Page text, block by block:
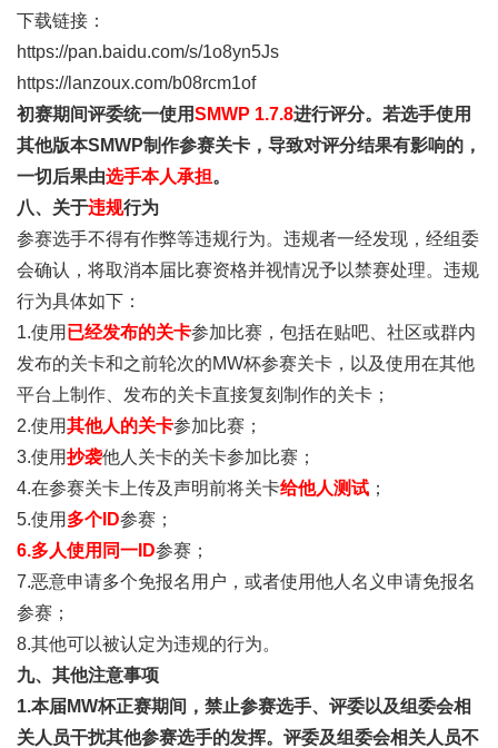
下载链接：
https://pan.baidu.com/s/1o8yn5Js
https://lanzoux.com/b08rcm1of
初赛期间评委统一使用SMWP 1.7.8进行评分。若选手使用
其他版本SMWP制作参赛关卡，导致对评分结果有影响的，
一切后果由选手本人承担。
八、关于违规行为
参赛选手不得有作弊等违规行为。违规者一经发现，经组委
会确认，将取消本届比赛资格并视情况予以禁赛处理。违规
行为具体如下：
1.使用 已经发布的关卡参加比赛，包括在贴吧、社区或群内
发布的关卡和之前轮次的MW杯参赛关卡，以及使用在其他
平台上制作、发布的关卡直接复刻制作的关卡；
2.使用其他人的关卡参加比赛；
3.使用抄袭他人关卡的关卡参加比赛；
4.在参赛关卡上传及声明前将关卡给他人测试 ；
5.使用 多个 ID参赛；
6.多人使用同一 ID参赛；
7.恶意申请多个免报名用户，或者使用他人名义申请免报名
参赛；
8.其他可以被认定为违规的行为。
九、其他注意事项
1.本届MW杯正赛期间，禁止参赛选手、评委以及组委会相
关人员干扰其他参赛选手的发挥。评委及组委会相关人员不